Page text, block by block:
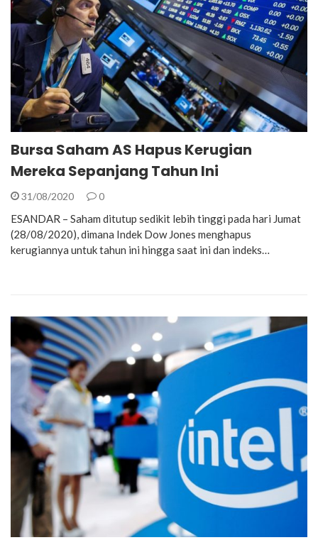
Bursa Saham AS Hapus Kerugian
Mereka Sepanjang Tahun Ini
31/08/2020 0
ESANDAR – Saham ditutup sedikit lebih tinggi pada hari Jumat
(28/08/2020), dimana Indek Dow Jones menghapus
kerugiannya untuk tahun ini hingga saat ini dan indeks…